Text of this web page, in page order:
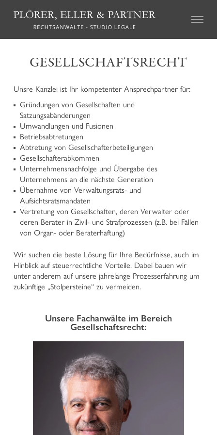
ZIVILRECHT
Erbschaftsrecht
Familienrecht
Haftungsrecht und Schadenersatzrecht
Forderungseintreibung und Zwangsvollstreckungen
Agrarrecht und Höferecht
Vereinsrecht und Genossenschaftsrecht
Versicherungsrecht
Arbeitsrecht
Mediation und alternative Streitbeilegung
STRAFRECHT
Vertretung und Verteidigung in Strafprozessen
Geltendmachung von Ansprüchen von geschädigten
Wirtschafts- und Unternehmensstrafrecht
Nationaler und europäischer Strafvollzug
Jugendstrafrecht
Urbanistik, Baurecht und Raumordnung und
Verwaltungsstrafen
Jagd- und Waffenrecht
Vergaberecht und öffentliche Ausschreibungen
Öffentliche Verträge und Konventionen
Vertretung vor dem Rechnungshof
Sonstige verwaltungsrechtliche Angelegenheiten
GESELLSCHAFTSRECHT
Unsre Kanzlei ist Ihr kompetenter Ansprechpartner für:
Gründungen von Gesellschaften und
Satzungsabänderungen
Umwandlungen und Fusionen
Betriebsabtretungen
Abtretung von Gesellschafterbeteiligungen
Gesellschafterabkommen
Unternehmensnachfolge und Übergabe des
Unternehmens an die nächste Generation
Übernahme von Verwaltungsrats- und
Aufsichtsratsmandaten
Vertretung von Gesellschaften, deren Verwalter oder
deren Berater in Zivil- und Strafprozessen (z.B. bei Fällen
von Organ- oder Beraterhaftung)
Wir suchen die beste Lösung für Ihre Bedürfnisse, auch im
Hinblick auf steuerrechtliche Vorteile. Dabei bauen wir
unter anderem auf unsere jahrelange Prozesserfahrung um
zukünftige „Stolpersteine“ zu vermeiden.
Unsere Fachanwälte im Bereich
Gesellschaftsrecht: